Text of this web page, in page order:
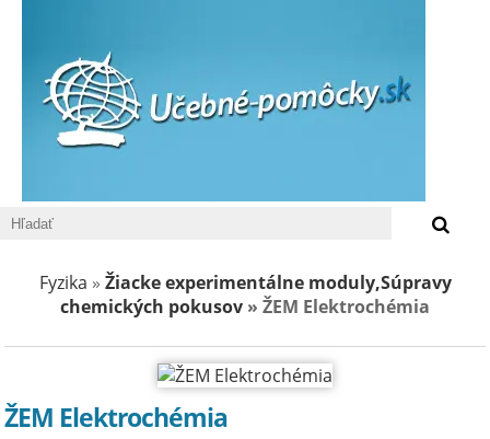
Fyzika » Žiacke experimentálne moduly,Súpravy
chemických pokusov » ŽEM Elektrochémia
ŽEM Elektrochémia